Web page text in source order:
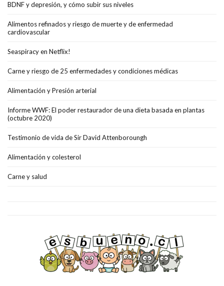
BDNF y depresión, y cómo subir sus niveles
Alimentos refinados y riesgo de muerte y de enfermedad
cardiovascular
Seaspiracy en Netflix!
Carne y riesgo de 25 enfermedades y condiciones médicas
Alimentación y Presión arterial
Informe WWF: El poder restaurador de una dieta basada en plantas
(octubre 2020)
Testimonio de vida de Sir David Attenboroungh
Alimentación y colesterol
Carne y salud